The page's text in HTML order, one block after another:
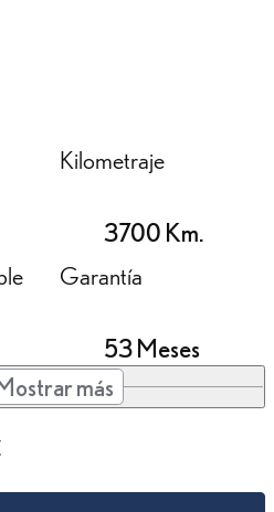
Kilometraje
3700 Km.
Garantía
53 Meses
más